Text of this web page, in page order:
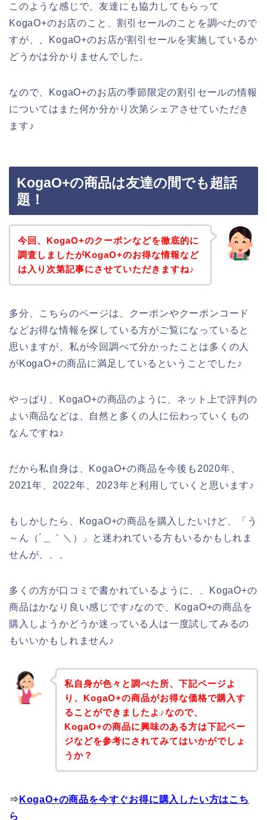
このような感じで、友達にも協力してもらって
KogaO+のお店のこと、割引セールのことを調べたので
すが、、KogaO+のお店が割引セールを実施しているか
どうかは分かりませんでした。
なので、KogaO+のお店の季節限定の割引セールの情報
についてはまた何か分かり次第シェアさせていただき
ます♪
KogaO+の商品は友達の間でも超話
題！
今回、KogaO+のクーポンなどを徹底的に
調査しましたがKogaO+のお得な情報など
は入り次第記事にさせていただきますね♪
多分、こちらのページは、クーポンやクーポンコード
などお得な情報を探している方がご覧になっていると
思いますが、私が今回調べて分かったことは多くの人
がKogaO+の商品に満足しているということでした♪
やっぱり、KogaO+の商品のように、ネット上で評判の
よい商品などは、自然と多くの人に伝わっていくもの
なんですね♪
だから私自身は、KogaO+の商品を今後も2020年、
2021年、2022年、2023年と利用していくと思います♪
もしかしたら、KogaO+の商品を購入したいけど、「う
～ん（´＿｀＼）」と迷われている方もいるかもしれま
せんが、、、
多くの方が口コミで書かれているように、、KogaO+の
商品はかなり良い感じです♪なので、KogaO+の商品を
購入しようかどうか迷っている人は一度試してみるの
もいいかもしれません♪
私自身が色々と調べた所、下記ページよ
り、KogaO+の商品がお得な価格で購入す
ることができましたよ♪なので、
KogaO+の商品に興味のある方は下記ペー
ジなどを参考にされてみてはいかがでしょ
うか？
⇒ KogaO+の商品を今すぐお得に購入したい方はこち
ら